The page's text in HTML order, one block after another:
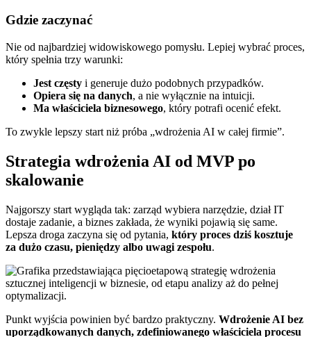
Gdzie zaczynać
Nie od najbardziej widowiskowego pomysłu. Lepiej wybrać proces,
który spełnia trzy warunki:
Jest częsty i generuje dużo podobnych przypadków.
Opiera się na danych, a nie wyłącznie na intuicji.
Ma właściciela biznesowego, który potrafi ocenić efekt.
To zwykle lepszy start niż próba „wdrożenia AI w całej firmie”.
Strategia wdrożenia AI od MVP po
skalowanie
Najgorszy start wygląda tak: zarząd wybiera narzędzie, dział IT
dostaje zadanie, a biznes zakłada, że wyniki pojawią się same.
Lepsza droga zaczyna się od pytania, który proces dziś kosztuje
za dużo czasu, pieniędzy albo uwagi zespołu.
Punkt wyjścia powinien być bardzo praktyczny. Wdrożenie AI bez
uporządkowanych danych, zdefiniowanego właściciela procesu